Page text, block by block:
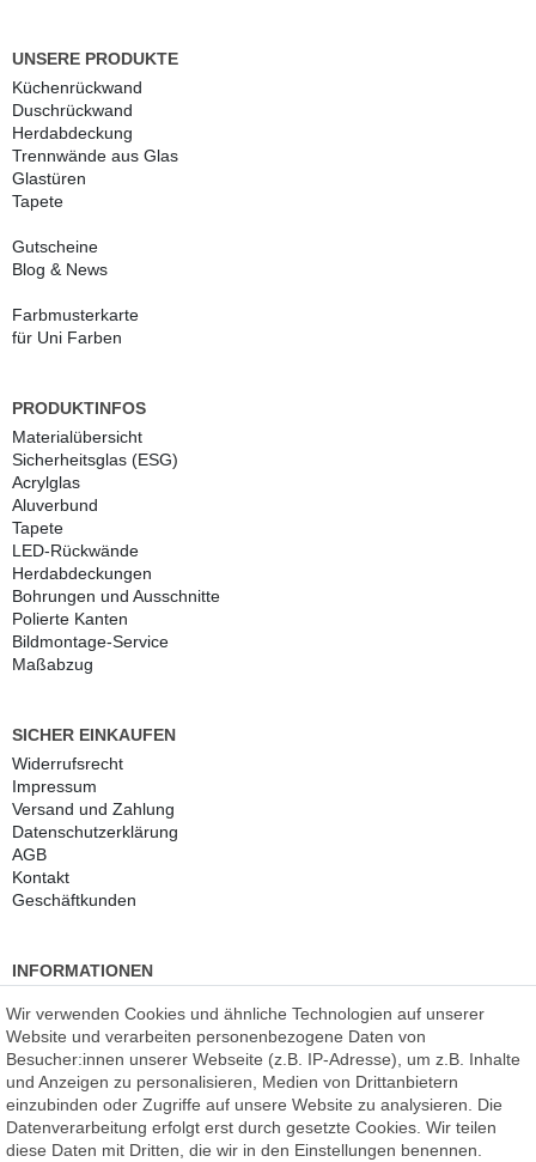
UNSERE PRODUKTE
Küchenrückwand
Duschrückwand
Herdabdeckung
Trennwände aus Glas
Glastüren
Tapete
Gutscheine
Blog & News
Farbmusterkarte
für Uni Farben
PRODUKTINFOS
Materialübersicht
Sicherheitsglas (ESG)
Acrylglas
Aluverbund
Tapete
LED-Rückwände
Herdabdeckungen
Bohrungen und Ausschnitte
Polierte Kanten
Bildmontage-Service
Maßabzug
SICHER EINKAUFEN
Widerrufs­recht
Impressum
Versand und Zahlung
Daten­schutz­erklärung
AGB
Kontakt
Geschäftkunden
INFORMATIONEN
Kauf auf Rechnung
Datenschutz
Kostenlose Beratung
SSL Verschlüsselung
Händlerbund-Mitglied
Wir verwenden Cookies und ähnliche Technologien auf unserer
Website und verarbeiten personenbezogene Daten von
Besucher:innen unserer Webseite (z.B. IP-Adresse), um z.B. Inhalte
und Anzeigen zu personalisieren, Medien von Drittanbietern
einzubinden oder Zugriffe auf unsere Website zu analysieren. Die
Datenverarbeitung erfolgt erst durch gesetzte Cookies. Wir teilen
diese Daten mit Dritten, die wir in den Einstellungen benennen.